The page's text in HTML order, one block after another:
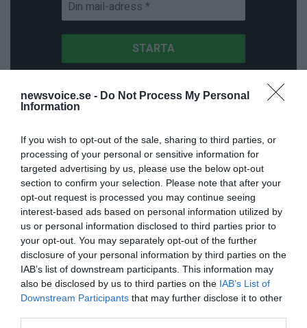
newsvoice.se - Do Not Process My Personal
Information
If you wish to opt-out of the sale, sharing to third parties, or
processing of your personal or sensitive information for
targeted advertising by us, please use the below opt-out
section to confirm your selection. Please note that after your
opt-out request is processed you may continue seeing
interest-based ads based on personal information utilized by
us or personal information disclosed to third parties prior to
your opt-out. You may separately opt-out of the further
disclosure of your personal information by third parties on the
IAB’s list of downstream participants. This information may
also be disclosed by us to third parties on the IAB’s List of
Downstream Participants that may further disclose it to other
6/8 UNITED STATES
Tucker Carlson: ”It’s Time to Save America” – Finally
5/8 OPINION
Elsa Widding: Risken att dras in i krig borde avgöra
all utrikespolitik
5/8 KRIG & FRED
Gaza håller en av de största massbegravningarna
någonsin